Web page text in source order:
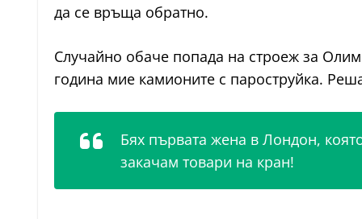
да се връща обратно.
Случайно обаче попада на строеж за
година мие камионите с пароструйка.
Бях първата жена в Лондон,
закачам товари на кран!